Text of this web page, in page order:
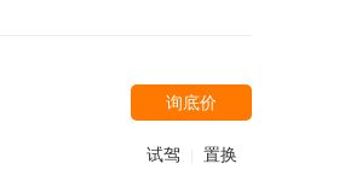
询底价
试驾 置换